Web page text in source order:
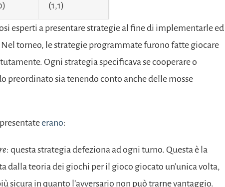
(1,1)
esperti a presentare strategie al fine di implementarle ed
torneo, le strategie programmate furono fatte giocare
Ogni strategia specificava se cooperare o
preordinato sia tenendo conto anche delle mosse
erano:
: questa strategia defeziona ad ogni turno. Questa è la
dalla teoria dei giochi per il gioco giocato un’unica volta,
sicura in quanto l’avversario non può trarne vantaggio.